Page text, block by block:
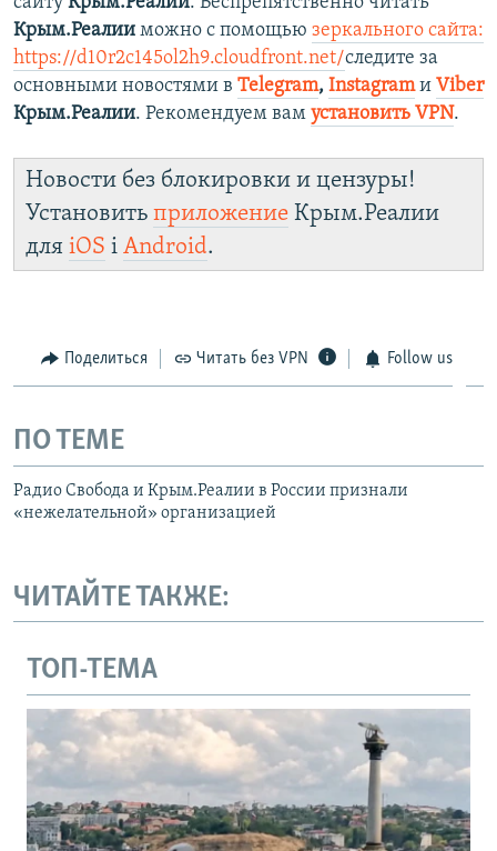
Крым.Реалии можно с помощью зеркального сайта:
https://d10r2c145ol2h9.cloudfront.net/следите за
основными новостями в Telegram, Instagramи Viber
Крым.Реалии. Рекомендуем вам установить VPN.
Новости без блокировки и цензуры!
Установить приложение Крым.Реалии
для iOS і Android.
Поделиться Читать без VPN Follow us
ПО ТЕМЕ
Радио Свобода и Крым.Реалии в России признали
«нежелательной» организацией
ЧИТАЙТЕ ТАКЖЕ:
ТОП-ТЕМА